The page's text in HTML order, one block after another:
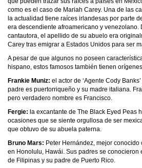
como es el caso de Mariah Carey. Una de las
la actualidad tiene raíces irlandesas por parte
era descendiente afroamericano y venezolano.
cantautora, el apellido de su abuelo era
Carey tras emigrar a Estados Unidos para ser
A pesar de que algunos no poseen
hispano, estos famosos también tienen
Frankie Muniz: el actor de ‘Agente Cody
padre es puertorriqueño y su madre italiana.
pero verdadero nombre es Francisco.
Fergie: la excantante de The Black Eyed Peas
ocasiones que se siente orgullosa de ser
que obtuvo de su abuela paterna.
Bruno Mars: Peter Hernández, mejor
en Honolulu, Hawái. Sus padres se conocieron
de Filipinas y su padre de Puerto Rico.